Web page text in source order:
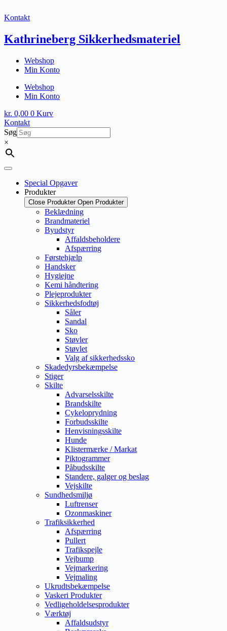
til
Kontakt
Kathrineberg Sikkerhedsmateriel
Webshop
Min Konto
Webshop
Min Konto
kr. 0,00 0 Kurv
Kontakt
Søg
×
Special Opgaver
Produkter
Close Produkter Open Produkter
Beklædning
Brandmateriel
Byudstyr
Affaldsbeholdere
Afspærring
Førstehjælp
Handsker
Hygiejne
Kemi håndtering
Plejeprodukter
Sikkerhedsfodtøj
Såler
Sandal
Sko
Støvler
Støvlet
Valg af sikkerhedssko
Skadedyrsbekæmpelse
Stiger
Skilte
Advarselsskilte
Brandskilte
Cykeloprydning
Forbudsskilte
Henvisningsskilte
Hunde
Klistermærke / Markat
Piktogrammer
Påbudsskilte
Standere, galger og beslag
Vejskilte
Sundhedsmiljø
Luftrenser
Ozonmaskiner
Trafiksikkerhed
Afspærring
Pullert
Trafikspejle
Vejbump
Vejmarkering
Vejmaling
Ukrudtsbekæmpelse
Vaskeri Produkter
Vedligeholdelsesprodukter
Værktøj
Affaldsudstyr